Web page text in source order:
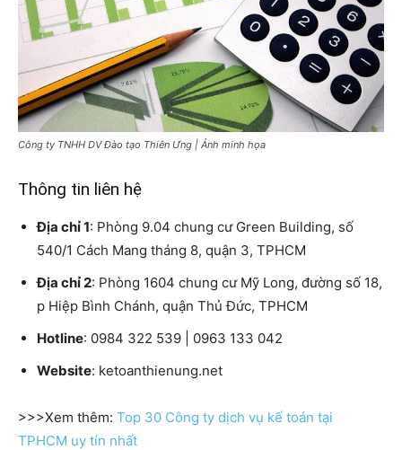
Công ty TNHH DV Đào tạo Thiên Ưng | Ảnh minh họa
Thông tin liên hệ
Địa chỉ 1: Phòng 9.04 chung cư Green Building, số
540/1 Cách Mang tháng 8, quận 3, TPHCM
Địa chỉ 2: Phòng 1604 chung cư Mỹ Long, đường số 18,
p Hiệp Bình Chánh, quận Thủ Đức, TPHCM
Hotline: 0984 322 539 | 0963 133 042
Website: ketoanthienung.net
>>>Xem thêm: Top 30 Công ty dịch vụ kế toán tại
TPHCM uy tín nhất